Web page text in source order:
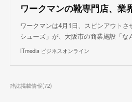
ワークマンは4月1日、スピンアウト
シューズ」が、大阪市の商業施設「
ITmedia ビジネスオンライン
雑誌掲載情報(72)